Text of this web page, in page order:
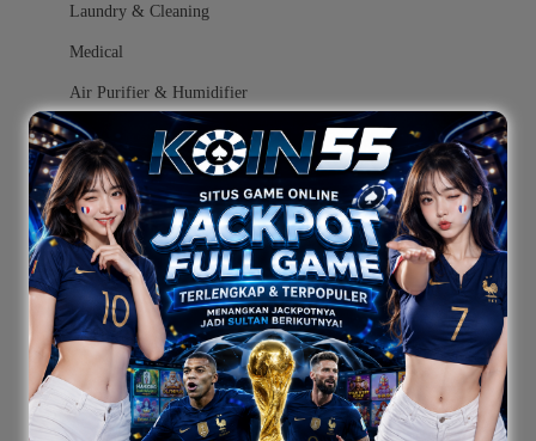
MiaMily
Mimi & Lula
Mini Monkey
Moby
Momama
Momami
Momcozy
Monster Jam
Mooimom
Mothercare
Laundry & Cleaning
Medical
Air Purifier & Humidifier
popok
mainan
ayunan dan walker bayi
alas bermain anak bayi
mainan anak bayi
mothercare toys